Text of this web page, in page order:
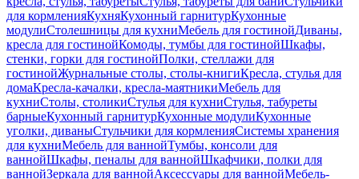
для кормленияКухняКухонный гарнитурКухонные
модулиСтолешницы для кухниМебель для гостинойДиваны,
кресла для гостинойКомоды, тумбы для гостинойШкафы,
стенки, горки для гостинойПолки, стеллажи для
гостинойЖурнальные столы, столы-книгиКресла, стулья для
домаКресла-качалки, кресла-маятникиМебель для
кухниСтолы, столикиСтулья для кухниСтулья, табуреты
барныеКухонный гарнитурКухонные модулиКухонные
уголки, диваныСтульчики для кормленияСистемы хранения
для кухниМебель для ваннойТумбы, консоли для
ваннойШкафы, пеналы для ваннойШкафчики, полки для
ваннойЗеркала для ваннойАксессуары для ваннойМебель-